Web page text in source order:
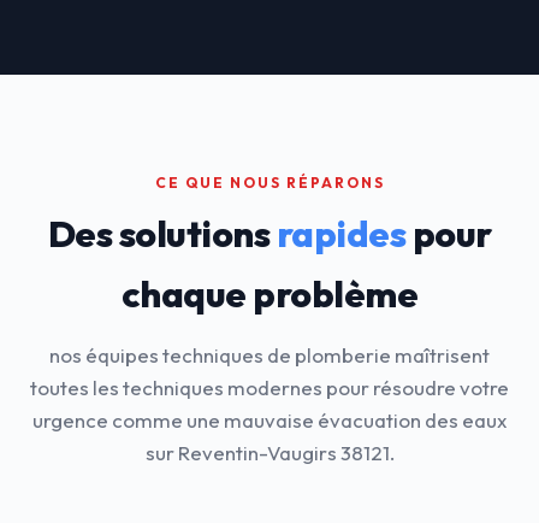
CE QUE NOUS RÉPARONS
Des solutionsrapidespour
chaque problème
nos équipes techniques de plomberie maîtrisent
toutes les techniques modernes pour résoudre votre
urgence comme une mauvaise évacuation des eaux
sur Reventin-Vaugirs 38121.